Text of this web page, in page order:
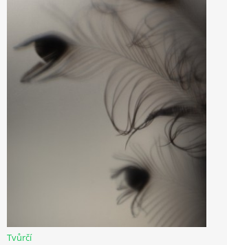
Tvůrčí